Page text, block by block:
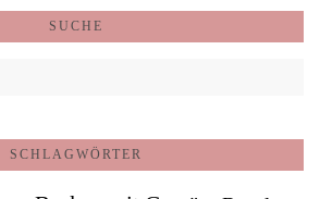
SUCHE
SCHLAGWÖRTER